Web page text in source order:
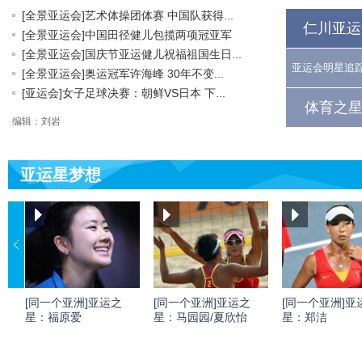
[全景亚运会]艺术体操团体赛 中国队获得...
[全景亚运会]中国田径健儿包揽两项冠亚军
[全景亚运会]国庆节亚运健儿祝福祖国生日...
[全景亚运会]奥运冠军许海峰 30年不变...
[亚运会]女子足球决赛：朝鲜VS日本 下...
编辑：刘岩
仁川亚
亚运会明星追
体育之
亚运星梦想
[同一个亚洲]亚运之
星：福原爱
[同一个亚洲]亚运之
星：马园园/夏欣怡
[同一个亚洲]亚
星：郑洁